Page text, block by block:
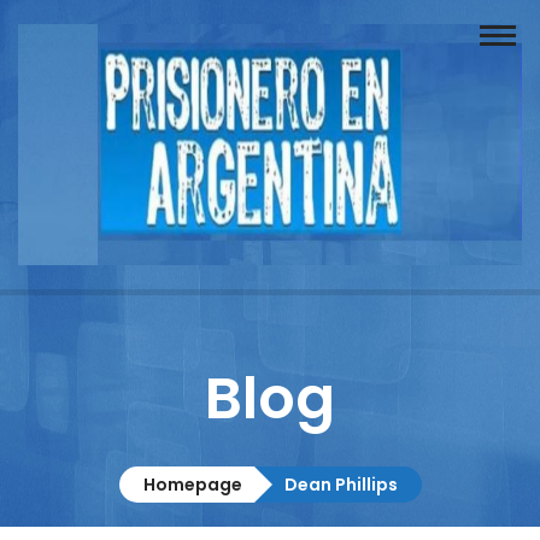
Buscador
Documentos
Columnistas
Contacto
Blog
Homepage Dean Phillips